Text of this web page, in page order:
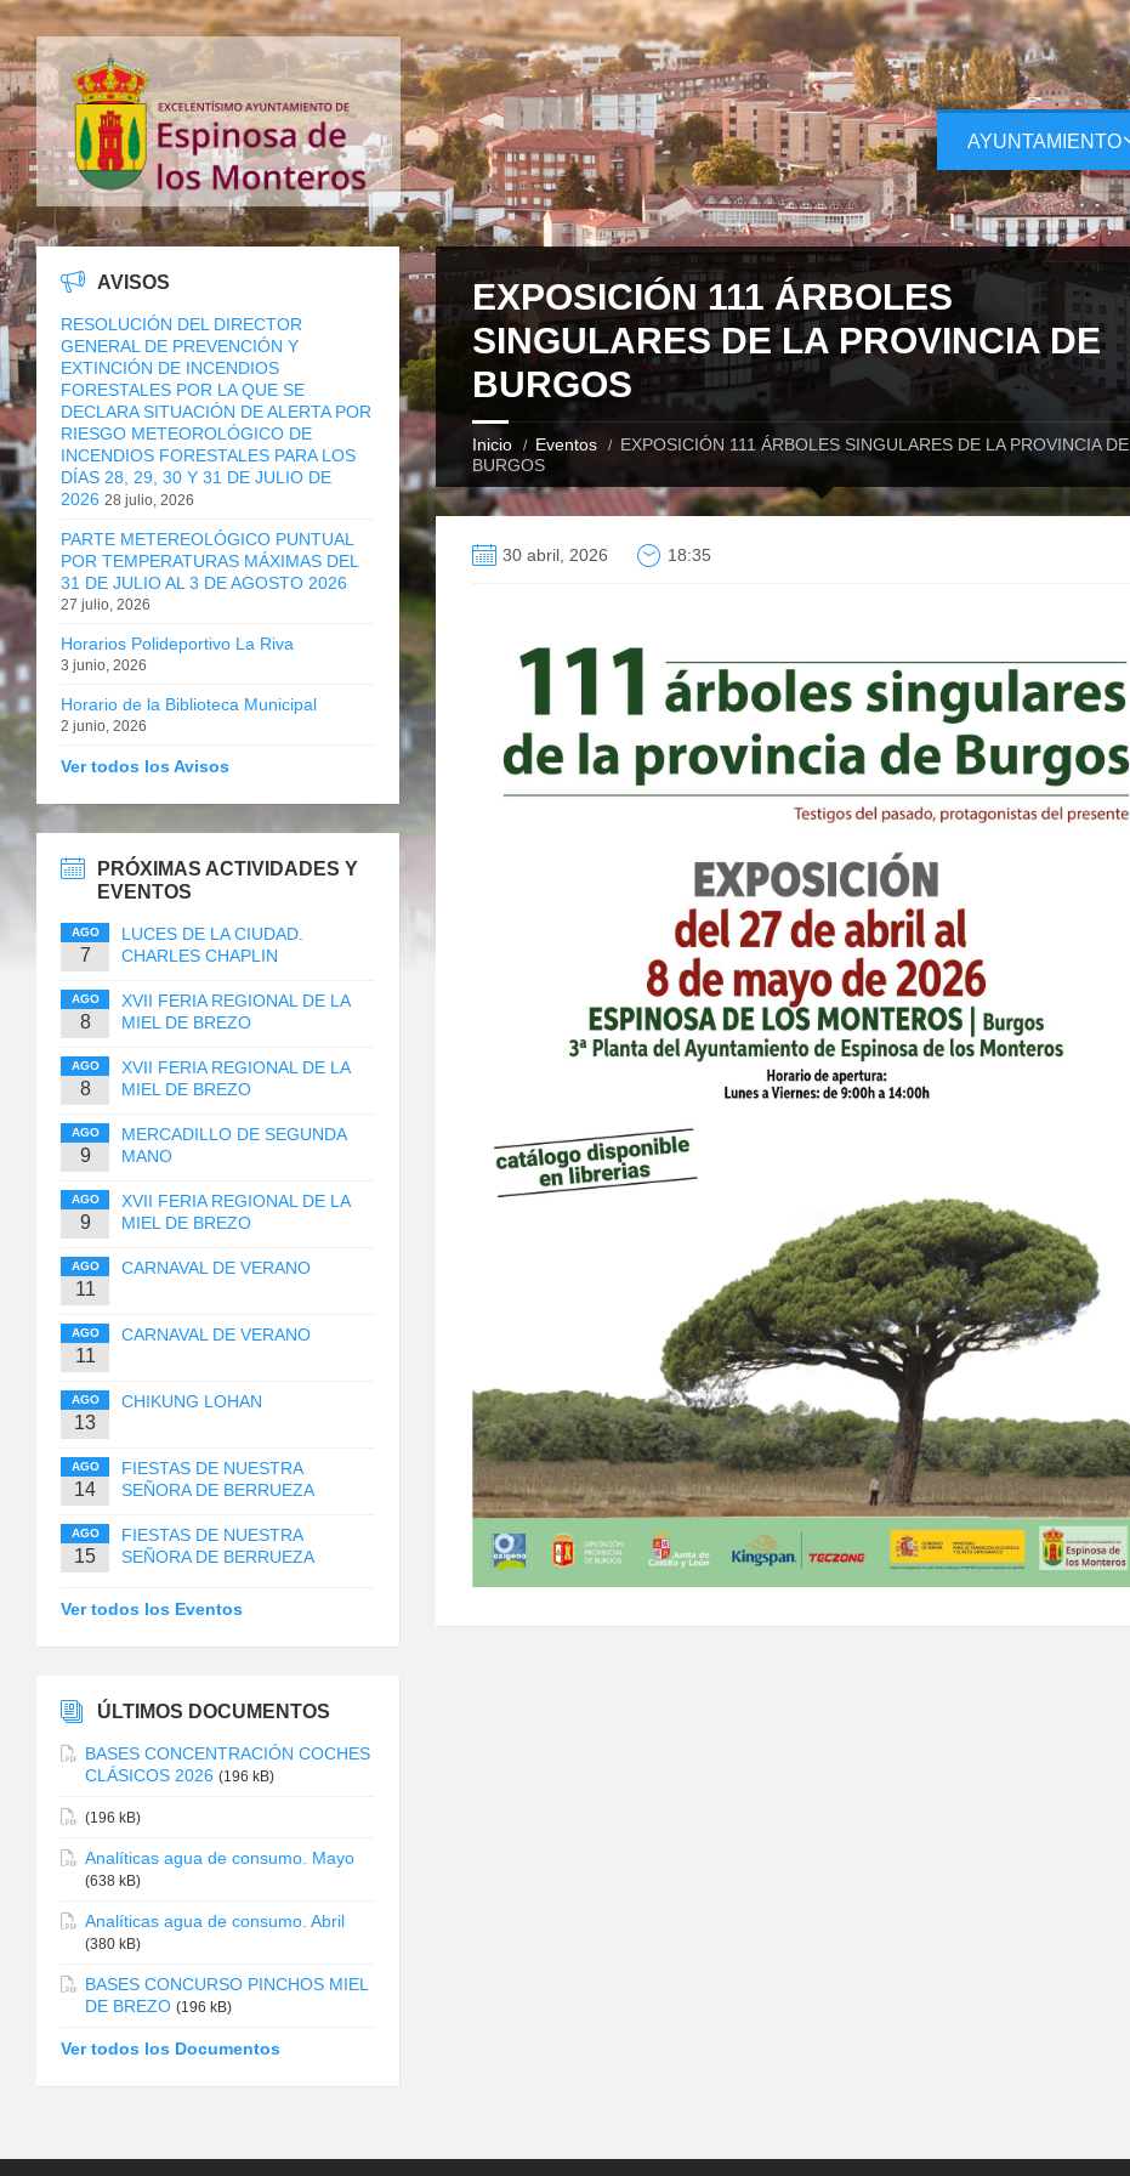
AYUNTAMIENTO
EXPOSICIÓN 111 ÁRBOLES
SINGULARES DE LA PROVINCIA DE
BURGOS
Inicio Eventos
EXPOSICIÓN 111 ÁRBOLES SINGULARES DE LA PROVINCIA DE
BURGOS
30 abril, 2026 18:35
AVISOS
RESOLUCIÓN DEL DIRECTOR
GENERAL DE PREVENCIÓN Y
EXTINCIÓN DE INCENDIOS
FORESTALES POR LA QUE SE
DECLARA SITUACIÓN DE ALERTA POR
RIESGO METEOROLÓGICO DE
INCENDIOS FORESTALES PARA LOS
DÍAS 28, 29, 30 Y 31 DE JULIO DE
2026 28 julio, 2026
PARTE METEREOLÓGICO PUNTUAL
POR TEMPERATURAS MÁXIMAS DEL
31 DE JULIO AL 3 DE AGOSTO 2026
27 julio, 2026
Horarios Polideportivo La Riva
3 junio, 2026
Horario de la Biblioteca Municipal
2 junio, 2026
Ver todos los Avisos
PRÓXIMAS ACTIVIDADES Y
EVENTOS
AGO
7
LUCES DE LA CIUDAD.
CHARLES CHAPLIN
AGO
8
XVII FERIA REGIONAL DE LA
MIEL DE BREZO
AGO
8
XVII FERIA REGIONAL DE LA
MIEL DE BREZO
AGO
9
MERCADILLO DE SEGUNDA
MANO
AGO
9
XVII FERIA REGIONAL DE LA
MIEL DE BREZO
AGO
11
CARNAVAL DE VERANO
AGO
11
CARNAVAL DE VERANO
AGO
13
CHIKUNG LOHAN
AGO
14
FIESTAS DE NUESTRA
SEÑORA DE BERRUEZA
AGO
15
FIESTAS DE NUESTRA
SEÑORA DE BERRUEZA
Ver todos los Eventos
ÚLTIMOS DOCUMENTOS
BASES CONCENTRACIÓN COCHES
CLÁSICOS 2026 (196 kB)
(196 kB)
Analíticas agua de consumo. Mayo
(638 kB)
Analíticas agua de consumo. Abril
(380 kB)
BASES CONCURSO PINCHOS MIEL
DE BREZO (196 kB)
Ver todos los Documentos